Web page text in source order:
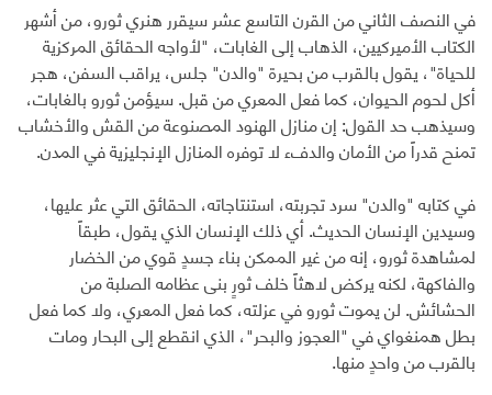
في النصف الثاني من القرن التاسع عشر سيقرر هنري ثورو، من أشهر
الكتاب الأميركيين، الذهاب إلى الغابات، "لأواجه الحقائق المركزية
للحياة"، يقول بالقرب من بحيرة "والدن" جلس، يراقب السفن، هجر
أكل لحوم الحيوان، كما فعل المعري من قبل. سيؤمن ثورو بالغابات،
وسيذهب حد القول: إن منازل الهنود المصنوعة من القش والأخشاب
تمنح قدراً من الأمان والدفء لا توفره المنازل الإنجليزية في المدن.
في كتابه "والدن" سرد تجربته، استنتاجاته، الحقائق التي عثر عليها،
وسيدين الإنسان الحديث. أي ذلك الإنسان الذي يقول، طبقاً
لمشاهدة ثورو، إنه من غير الممكن بناء جسدٍ قوي من الخضار
والفاكهة، لكنه يركض لاهثاً خلف ثورٍ بنى عظامه الصلبة من
الحشائش. لن يموت ثورو في عزلته، كما فعل المعري، ولا كما فعل
بطل همنغواي في "العجوز والبحر"، الذي انقطع إلى البحار ومات
بالقرب من واحدٍ منها.